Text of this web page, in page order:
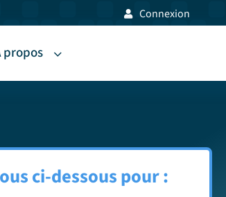
Connexion
propos
ci-dessous pour :